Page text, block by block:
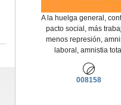
A la huelga general,
pacto social, más
menos represión,
laboral, amnistia
008158